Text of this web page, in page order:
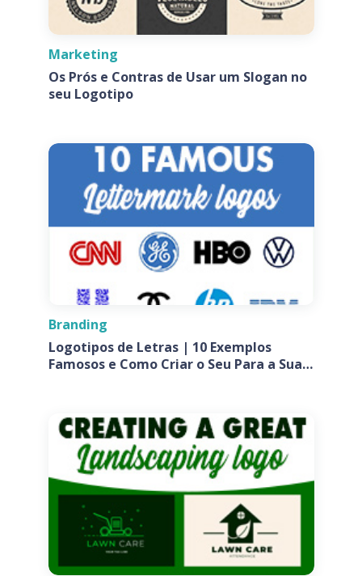
Marketing
Os Prós e Contras de Usar um Slogan no
seu Logotipo
Branding
Logotipos de Letras | 10 Exemplos
Famosos e Como Criar o Seu Para a Sua